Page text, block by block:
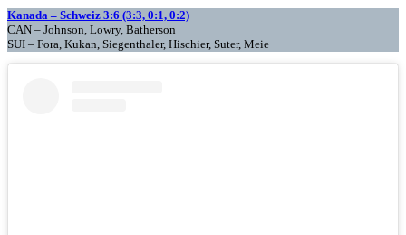
Kanada – Schweiz 3:6 (3:3, 0:1, 0:2)
CAN – Johnson, Lowry, Batherson
SUI – Fora, Kukan, Siegenthaler, Hischier, Suter, Meie